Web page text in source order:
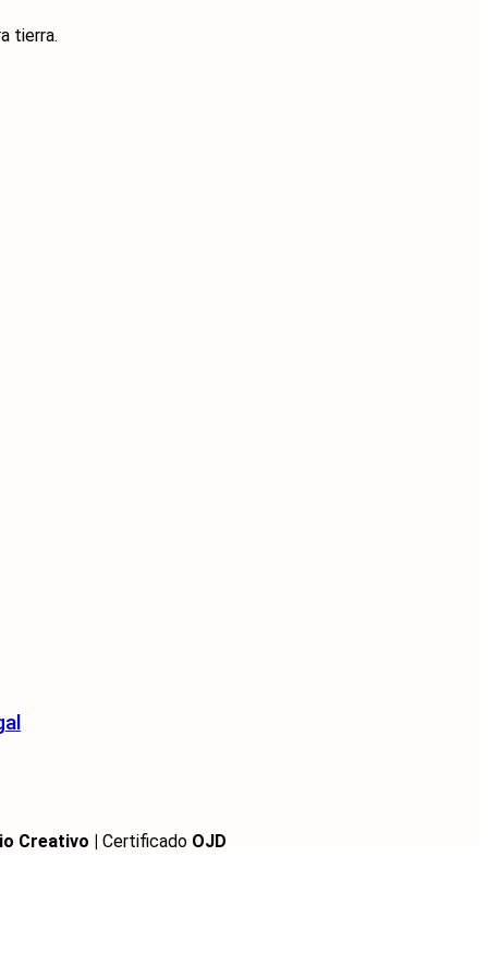
tierra.
Creativo | Certificado OJD